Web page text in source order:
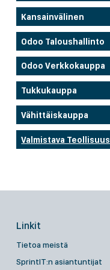
Kansainvälinen
Odoo Taloushallinto
Odoo Verkkokauppa
Tukkukauppa
Vähittäiskauppa
Valmistava Teollisuus
Linkit
Tietoa meistä
SprintIT:n asiantuntijat